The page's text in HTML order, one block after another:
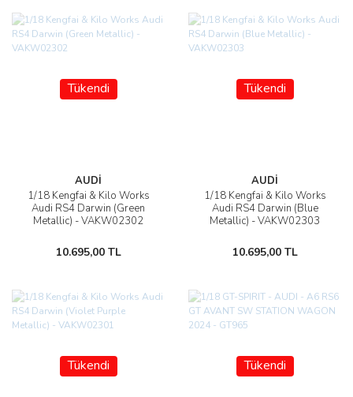
Tükendi
AUDİ
1/18 Kengfai & Kilo Works
Audi RS4 Darwin (Green
Metallic) - VAKW02302
10.695,00 TL
Tükendi
AUDİ
1/18 Kengfai & Kilo Works
Audi RS4 Darwin (Blue
Metallic) - VAKW02303
10.695,00 TL
Tükendi Tükendi